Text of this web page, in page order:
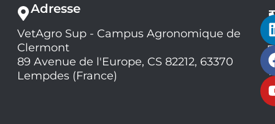
Adresse
VetAgro Sup - Campus Agronomique de
Clermont
89 Avenue de l'Europe, CS 82212, 63370
Lempdes (France)